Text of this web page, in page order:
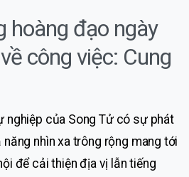
hoàng đạo ngày
công việc: Cung
nghiệp của Song Tử có sự phát
năng nhìn xa trông rộng mang tới
để cải thiện địa vị lẫn tiếng